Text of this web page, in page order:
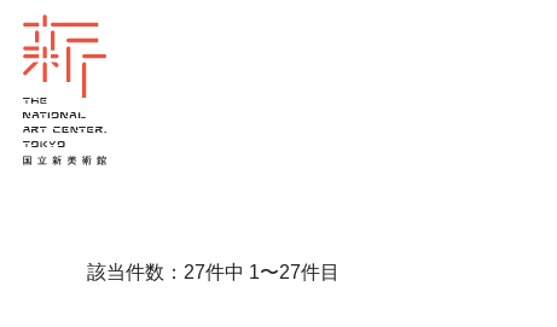
該当件数：27件中 1〜27件目